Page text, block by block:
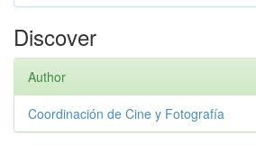
Discover
Author
Coordinación de Cine y Fotografía